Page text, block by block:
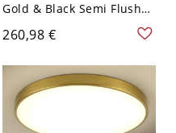
Gold & Black Semi Flush
Mount Eisen & Aluminium
Deckenhalterung - Birne
Schwarz 60,96 cm 110V-
120V
260,98 €